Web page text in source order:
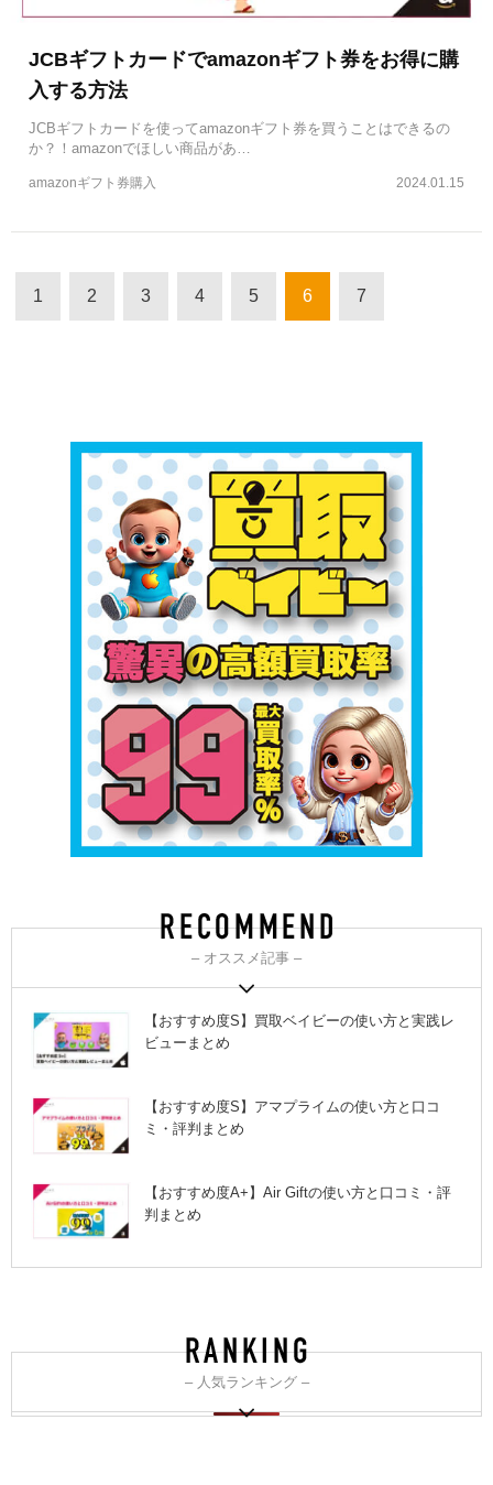
JCBギフトカードでamazonギフト券をお得に購
入する方法
JCBギフトカードを使ってamazonギフト券を買うことはできるの
か？！amazonでほしい商品があ…
2024.01.15
amazonギフト券購入
1 2 3 4 5 6 7
– オススメ記事 –
【おすすめ度S】買取ベイビーの使い方と実践レ
ビューまとめ
【おすすめ度S】アマプライムの使い方と口コ
ミ・評判まとめ
【おすすめ度A+】Air Giftの使い方と口コミ・評
判まとめ
– 人気ランキング –